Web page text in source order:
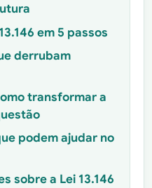
em 5 passos
derrubam
transformar a
podem ajudar no
sobre a Lei 13.146